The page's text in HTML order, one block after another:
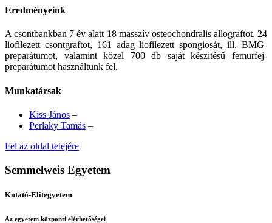
Eredményeink
A csontbankban 7 év alatt 18 masszív osteochondralis allograftot, 24
liofilezett csontgraftot, 161 adag liofilezett spongiosát, ill. BMG-
preparátumot, valamint közel 700 db saját készítésű femurfej-
preparátumot használtunk fel.
Munkatársak
Kiss János –
Perlaky Tamás –
Fel az oldal tetejére
Semmelweis Egyetem
Kutató-Elitegyetem
Az egyetem központi elérhetőségei